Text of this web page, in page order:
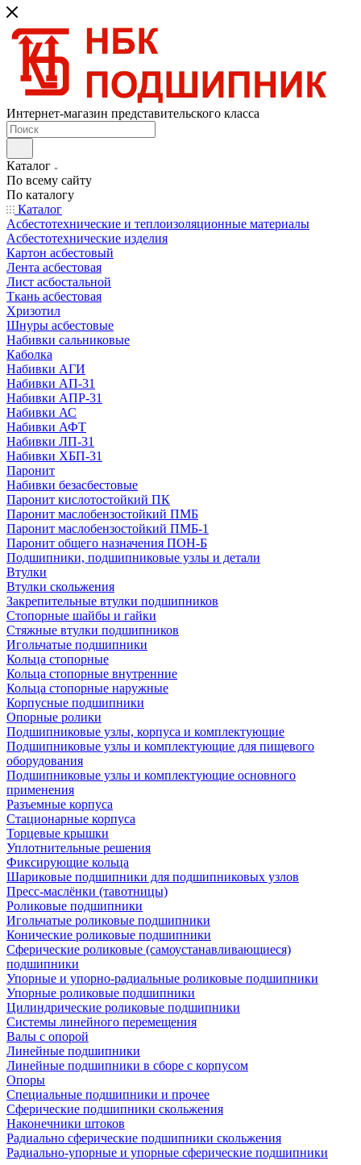
Интернет-магазин представительского класса
Каталог
По всему сайту
По каталогу
Каталог
Асбестотехнические и теплоизоляционные материалы
Асбестотехнические изделия
Картон асбестовый
Лента асбестовая
Лист асбостальной
Ткань асбестовая
Хризотил
Шнуры асбестовые
Набивки сальниковые
Каболка
Набивки АГИ
Набивки АП-31
Набивки АПР-31
Набивки АС
Набивки АФТ
Набивки ЛП-31
Набивки ХБП-31
Паронит
Набивки безасбестовые
Паронит кислотостойкий ПК
Паронит маслобензостойкий ПМБ
Паронит маслобензостойкий ПМБ-1
Паронит общего назначения ПОН-Б
Подшипники, подшипниковые узлы и детали
Втулки
Втулки скольжения
Закрепительные втулки подшипников
Стопорные шайбы и гайки
Стяжные втулки подшипников
Игольчатые подшипники
Кольца стопорные
Кольца стопорные внутренние
Кольца стопорные наружные
Корпусные подшипники
Опорные ролики
Подшипниковые узлы, корпуса и комплектующие
Подшипниковые узлы и комплектующие для пищевого
оборудования
Подшипниковые узлы и комплектующие основного
применения
Разъемные корпуса
Стационарные корпуса
Торцевые крышки
Уплотнительные решения
Фиксирующие кольца
Шариковые подшипники для подшипниковых узлов
Пресс-маслёнки (тавотницы)
Роликовые подшипники
Игольчатые роликовые подшипники
Конические роликовые подшипники
Сферические роликовые (самоустанавливающиеся)
подшипники
Упорные и упорно-радиальные роликовые подшипники
Упорные роликовые подшипники
Цилиндрические роликовые подшипники
Системы линейного перемещения
Валы с опорой
Линейные подшипники
Линейные подшипники в сборе с корпусом
Опоры
Специальные подшипники и прочее
Сферические подшипники скольжения
Наконечники штоков
Радиально сферические подшипники скольжения
Радиально-упорные и упорные сферические подшипники